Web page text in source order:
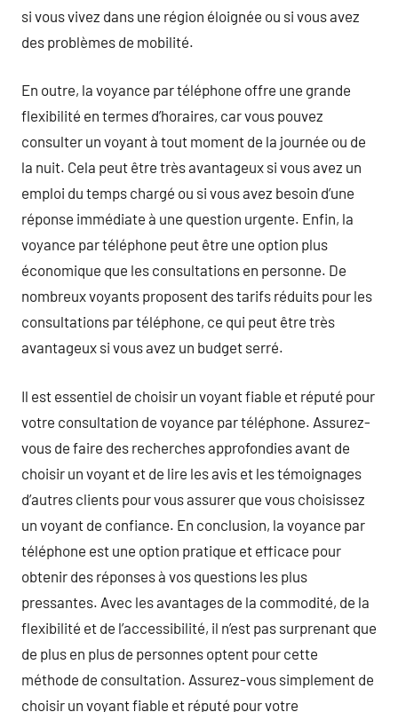
si vous vivez dans une région éloignée ou si vous avez
des problèmes de mobilité.
En outre, la voyance par téléphone offre une grande
flexibilité en termes d’horaires, car vous pouvez
consulter un voyant à tout moment de la journée ou de
la nuit. Cela peut être très avantageux si vous avez un
emploi du temps chargé ou si vous avez besoin d’une
réponse immédiate à une question urgente. Enfin, la
voyance par téléphone peut être une option plus
économique que les consultations en personne. De
nombreux voyants proposent des tarifs réduits pour les
consultations par téléphone, ce qui peut être très
avantageux si vous avez un budget serré.
Il est essentiel de choisir un voyant fiable et réputé pour
votre consultation de voyance par téléphone. Assurez-
vous de faire des recherches approfondies avant de
choisir un voyant et de lire les avis et les témoignages
d’autres clients pour vous assurer que vous choisissez
un voyant de confiance. En conclusion, la voyance par
téléphone est une option pratique et efficace pour
obtenir des réponses à vos questions les plus
pressantes. Avec les avantages de la commodité, de la
flexibilité et de l’accessibilité, il n’est pas surprenant que
de plus en plus de personnes optent pour cette
méthode de consultation. Assurez-vous simplement de
choisir un voyant fiable et réputé pour votre